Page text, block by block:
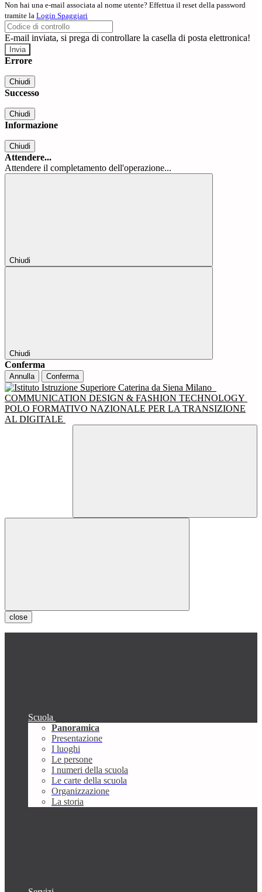
Non hai una e-mail associata al nome utente? Effettua il reset della password
tramite la Login Spaggiari
E-mail inviata, si prega di controllare la casella di posta elettronica!
Errore
Chiudi
Successo
Chiudi
Informazione
Chiudi
Attendere...
Attendere il completamento dell'operazione...
Chiudi
Chiudi
Conferma
Annulla Conferma
COMMUNICATION DESIGN & FASHION TECHNOLOGY
POLO FORMATIVO NAZIONALE PER LA TRANSIZIONE
AL DIGITALE
close
Scuola
Panoramica
Presentazione
I luoghi
Le persone
I numeri della scuola
Le carte della scuola
Organizzazione
La storia